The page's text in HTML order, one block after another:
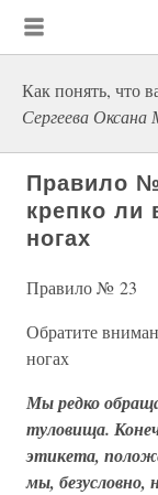
Как понять, что
Сергеева Оксана
Правило №
крепко ли
ногах
Правило № 23
Обратите
ногах
Мы редко
туловища.
этикета,
мы, безусловно,